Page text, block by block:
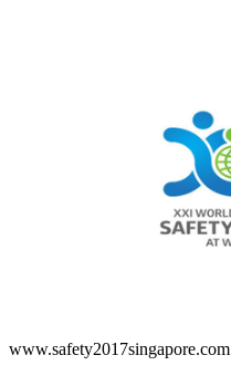
www.safety2017singapore.com